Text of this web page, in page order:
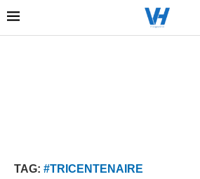
TAG: #TRICENTENAIRE